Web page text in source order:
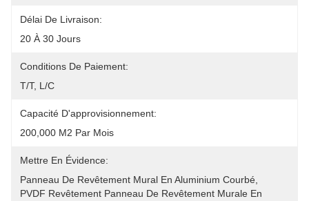
Délai De Livraison:
20 À 30 Jours
Conditions De Paiement:
T/T, L/C
Capacité D'approvisionnement:
200,000 M2 Par Mois
Mettre En Évidence:
Panneau De Revêtement Mural En Aluminium Courbé
PVDF Revêtement Panneau De Revêtement Murale En